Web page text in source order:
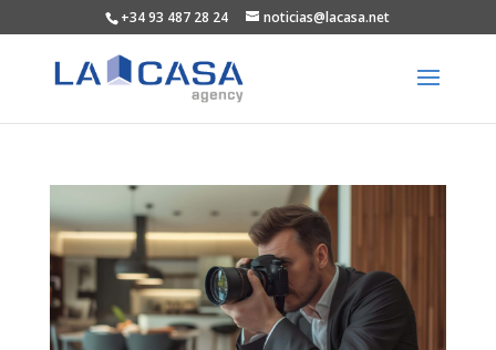
+34 93 487 28 24 noticias@lacasa.net